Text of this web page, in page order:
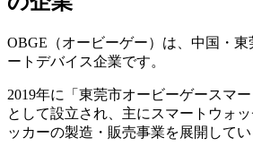
OBGE（オービーゲー）は、中国・
ートデバイス企業です。
2019年に「東莞市オービーゲースマ
として設立され、主にスマートウォ
ッカーの製造・販売事業を展開してい